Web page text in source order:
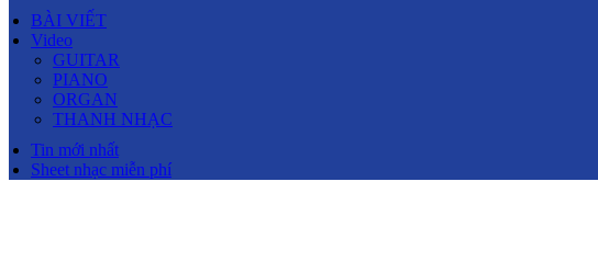
BÀI VIẾT
Video
GUITAR
PIANO
ORGAN
THANH NHẠC
Tin mới nhất
Sheet nhạc miễn phí